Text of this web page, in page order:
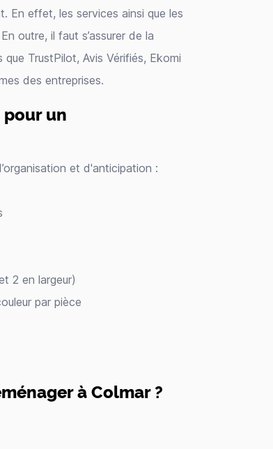
En effet, les services ainsi que les
outre, il faut s’assurer de la
TrustPilot, Avis Vérifiés, Ekomi
des entreprises.
un
et d'anticipation :
2 en largeur)
par pièce
à Colmar ?